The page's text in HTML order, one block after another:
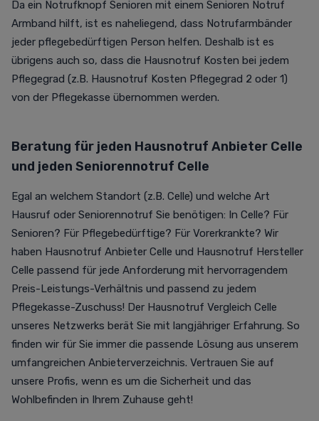
Da ein Notrufknopf Senioren mit einem Senioren Notruf
Armband hilft, ist es naheliegend, dass Notrufarmbänder
jeder pflegebedürftigen Person helfen. Deshalb ist es
übrigens auch so, dass die Hausnotruf Kosten bei jedem
Pflegegrad (z.B. Hausnotruf Kosten Pflegegrad 2 oder 1)
von der Pflegekasse übernommen werden.
Beratung für jeden Hausnotruf Anbieter Celle
und jeden Seniorennotruf Celle
Egal an welchem Standort (z.B. Celle) und welche Art
Hausruf oder Seniorennotruf Sie benötigen: In Celle? Für
Senioren? Für Pflegebedürftige? Für Vorerkrankte? Wir
haben Hausnotruf Anbieter Celle und Hausnotruf Hersteller
Celle passend für jede Anforderung mit hervorragendem
Preis-Leistungs-Verhältnis und passend zu jedem
Pflegekasse-Zuschuss! Der Hausnotruf Vergleich Celle
unseres Netzwerks berät Sie mit langjähriger Erfahrung. So
finden wir für Sie immer die passende Lösung aus unserem
umfangreichen Anbieterverzeichnis. Vertrauen Sie auf
unsere Profis, wenn es um die Sicherheit und das
Wohlbefinden in Ihrem Zuhause geht!